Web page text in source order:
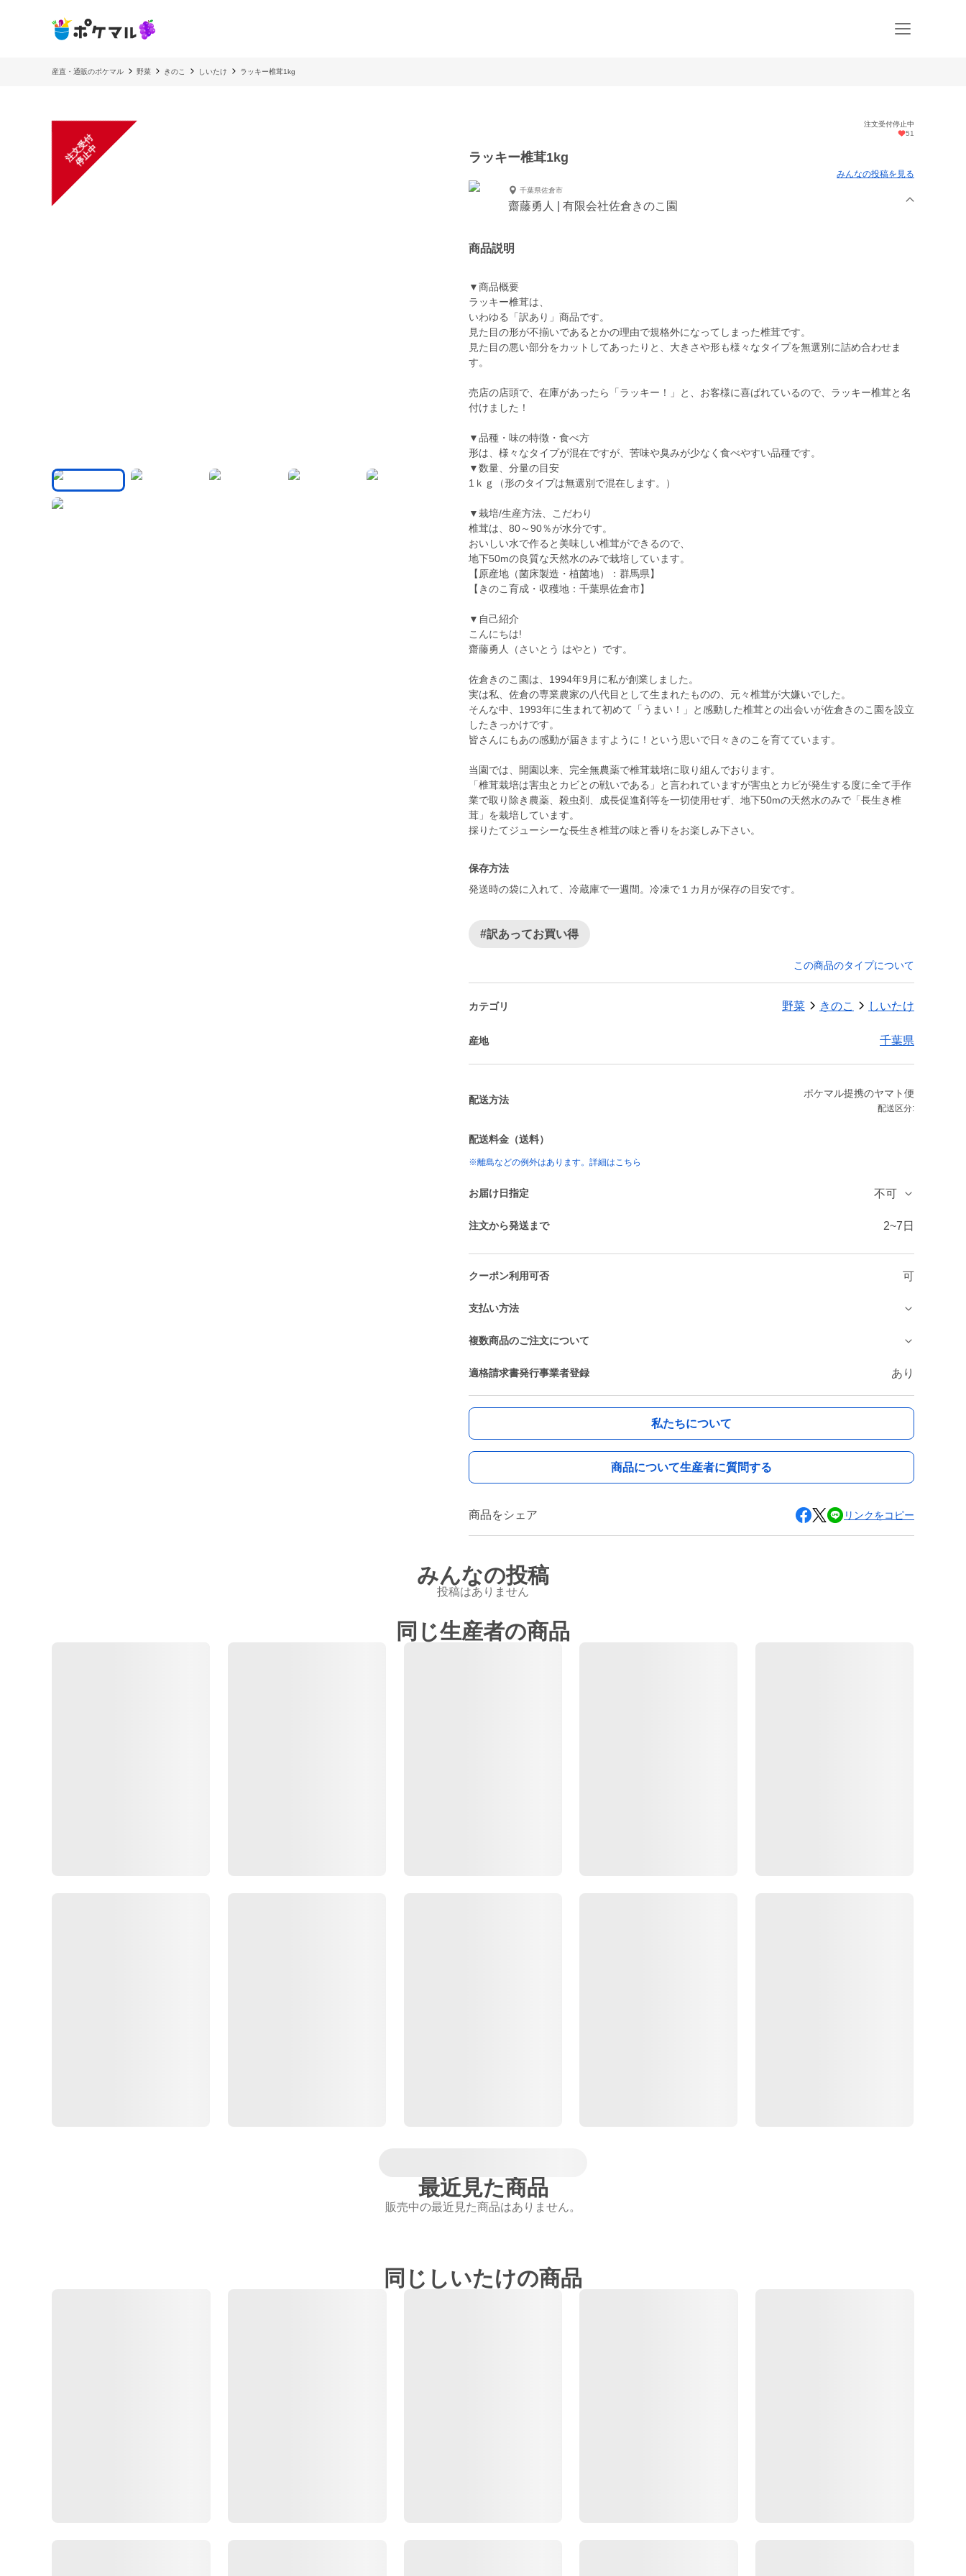
産直・通販のポケマル 野菜 きのこ しいたけ ラッキー椎茸1kg
注
文
受
付
停
止
中
注文受付停止中
51
ラッキー椎茸1kg
みんなの投稿を見る
千葉県佐倉市
齋藤勇人 | 有限会社佐倉きのこ園
商品説明
▼商品概要
ラッキー椎茸は、
いわゆる「訳あり」商品です。
見た目の形が不揃いであるとかの理由で規格外になってしまった椎茸です。
見た目の悪い部分をカットしてあったりと、大きさや形も様々なタイプを無選別に詰め合わせま
す。
売店の店頭で、在庫があったら「ラッキー！」と、お客様に喜ばれているので、ラッキー椎茸と名
付けました！
▼品種・味の特徴・食べ方
形は、様々なタイプが混在ですが、苦味や臭みが少なく食べやすい品種です。
▼数量、分量の目安
1ｋｇ（形のタイプは無選別で混在します。）
▼栽培/生産方法、こだわり
椎茸は、80～90％が水分です。
おいしい水で作ると美味しい椎茸ができるので、
地下50mの良質な天然水のみで栽培しています。
【原産地（菌床製造・植菌地）：群馬県】
【きのこ育成・収穫地：千葉県佐倉市】
▼自己紹介
こんにちは!
齋藤勇人（さいとう はやと）です。
佐倉きのこ園は、1994年9月に私が創業しました。
実は私、佐倉の専業農家の八代目として生まれたものの、元々椎茸が大嫌いでした。
そんな中、1993年に生まれて初めて「うまい！」と感動した椎茸との出会いが佐倉きのこ園を設立
したきっかけです。
皆さんにもあの感動が届きますように！という思いで日々きのこを育てています。
当園では、開園以来、完全無農薬で椎茸栽培に取り組んでおります。
「椎茸栽培は害虫とカビとの戦いである」と言われていますが害虫とカビが発生する度に全て手作
業で取り除き農薬、殺虫剤、成長促進剤等を一切使用せず、地下50mの天然水のみで「長生き椎
茸」を栽培しています。
採りたてジューシーな長生き椎茸の味と香りをお楽しみ下さい。
保存方法
発送時の袋に入れて、冷蔵庫で一週間。冷凍で１カ月が保存の目安です。
#訳あってお買い得
この商品のタイプについて
カテゴリ 野菜 きのこ しいたけ
産地 千葉県
配送方法
ポケマル提携のヤマト便
配送区分:
配送料金（送料）
※離島などの例外はあります。詳細はこちら
お届け日指定 不可
注文から発送まで 2~7日
クーポン利用可否 可
支払い方法
複数商品のご注文について
適格請求書発行事業者登録 あり
私たちについて
商品について生産者に質問する
商品をシェア リンクをコピー
みんなの投稿
投稿はありません
同じ生産者の商品
最近見た商品
販売中の最近見た商品はありません。
同じしいたけの商品